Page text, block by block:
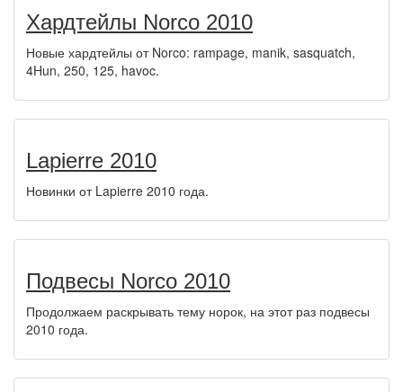
Хардтейлы Norco 2010
Новые хардтейлы от Norco: rampage, manik, sasquatch,
4Hun, 250, 125, havoc.
Lapierre 2010
Новинки от Lapierre 2010 года.
Подвесы Norco 2010
Продолжаем раскрывать тему норок, на этот раз подвесы
2010 года.